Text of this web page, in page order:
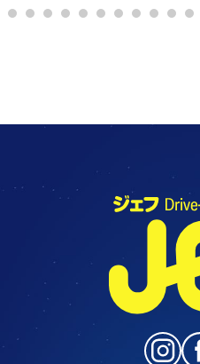
9
1
1
1
1
1
1
1
1
1
1